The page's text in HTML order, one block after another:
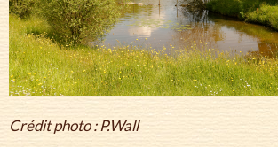
Crédit photo : P.Wall